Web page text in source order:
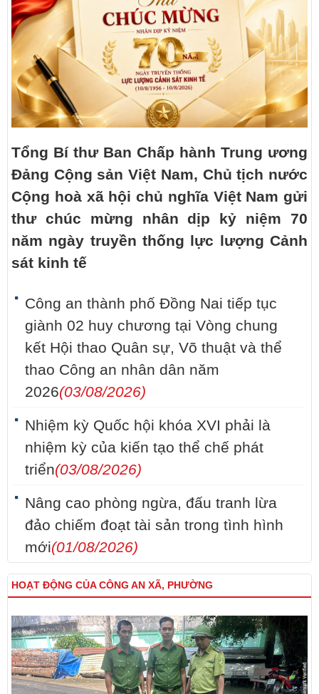
Tổng Bí thư Ban Chấp hành Trung ương
Đảng Cộng sản Việt Nam, Chủ tịch nước
Cộng hoà xã hội chủ nghĩa Việt Nam gửi
thư chúc mừng nhân dịp kỷ niệm 70
năm ngày truyền thống lực lượng Cảnh
sát kinh tế
Công an thành phố Đồng Nai tiếp tục
giành 02 huy chương tại Vòng chung
kết Hội thao Quân sự, Võ thuật và thể
thao Công an nhân dân năm
2026(03/08/2026)
Nhiệm kỳ Quốc hội khóa XVI phải là
nhiệm kỳ của kiến tạo thể chế phát
triển(03/08/2026)
Nâng cao phòng ngừa, đấu tranh lừa
đảo chiếm đoạt tài sản trong tình hình
mới(01/08/2026)
HOẠT ĐỘNG CỦA CÔNG AN XÃ, PHƯỜNG